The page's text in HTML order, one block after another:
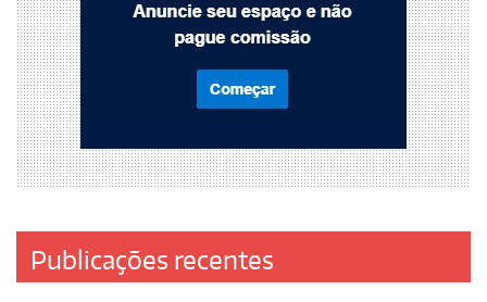
Publicações recentes